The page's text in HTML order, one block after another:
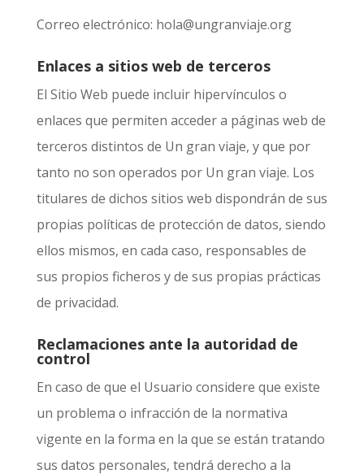
Correo electrónico: hola@ungranviaje.org
Enlaces a sitios web de terceros
El Sitio Web puede incluir hipervínculos o
enlaces que permiten acceder a páginas web de
terceros distintos de Un gran viaje, y que por
tanto no son operados por Un gran viaje. Los
titulares de dichos sitios web dispondrán de sus
propias políticas de protección de datos, siendo
ellos mismos, en cada caso, responsables de
sus propios ficheros y de sus propias prácticas
de privacidad.
Reclamaciones ante la autoridad de
control
En caso de que el Usuario considere que existe
un problema o infracción de la normativa
vigente en la forma en la que se están tratando
sus datos personales, tendrá derecho a la